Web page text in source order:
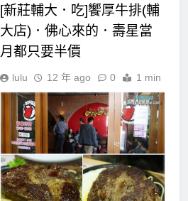
[新莊輔大．吃]饗厚牛排(輔
大店)．佛心來的．壽星當
月都只要半價
lulu 12 年 ago 0 1 min